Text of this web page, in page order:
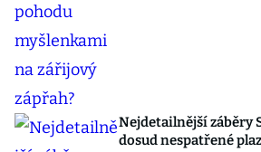
Nejdetailnější záběry
dosud nespatřené